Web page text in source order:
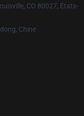
CO 80027, États-
Chine